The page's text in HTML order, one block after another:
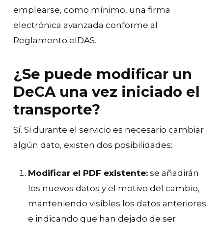
emplearse, como mínimo, una firma
electrónica avanzada conforme al
Reglamento eIDAS.
¿Se puede modificar un
DeCA una vez iniciado el
transporte?
Sí. Si durante el servicio es necesario cambiar
algún dato, existen dos posibilidades:
Modificar el PDF existente:se añadirán
los nuevos datos y el motivo del cambio,
manteniendo visibles los datos anteriores
e indicando que han dejado de ser